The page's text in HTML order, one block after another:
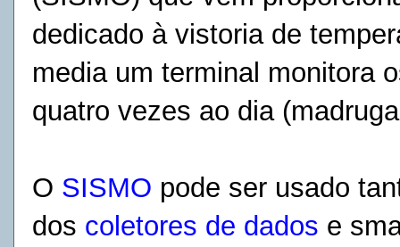
dedicado à vistoria de
media um terminal monitora
quatro vezes ao dia
O SISMO pode ser usado
dos coletores de dados e